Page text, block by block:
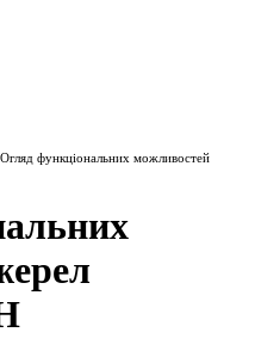
функціональних можливостей